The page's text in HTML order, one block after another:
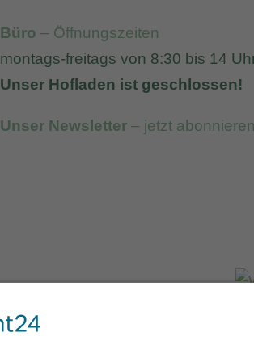
Büro – Öffnungszeiten
montags-freitags von 8:30 bis 14
Unser Hofladen ist geschlossen!
Unser Newsletter – jetzt